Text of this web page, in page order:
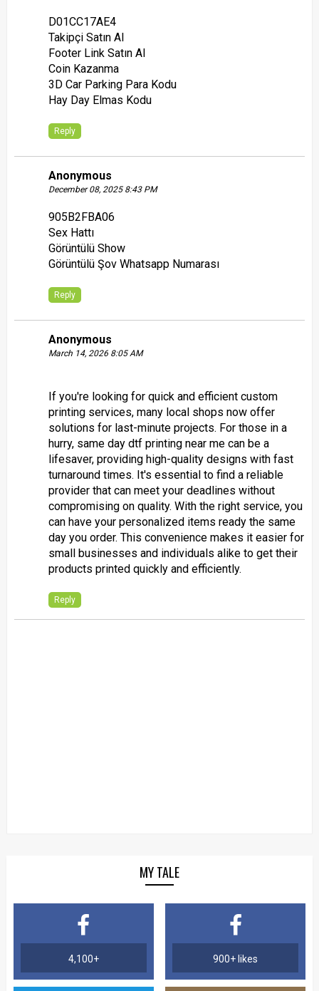
D01CC17AE4
Takipçi Satın Al
Footer Link Satın Al
Coin Kazanma
3D Car Parking Para Kodu
Hay Day Elmas Kodu
Reply
Anonymous
December 08, 2025 8:43 PM
905B2FBA06
Sex Hattı
Görüntülü Show
Görüntülü Şov Whatsapp Numarası
Reply
Anonymous
March 14, 2026 8:05 AM
If you're looking for quick and efficient custom
printing services, many local shops now offer
solutions for last-minute projects. For those in a
hurry, same day dtf printing near mecan be a
lifesaver, providing high-quality designs with fast
turnaround times. It's essential to find a reliable
provider that can meet your deadlines without
compromising on quality. With the right service, you
can have your personalized items ready the same
day you order. This convenience makes it easier for
small businesses and individuals alike to get their
products printed quickly and efficiently.
Reply
MY TALE
4,100+ 900+ likes